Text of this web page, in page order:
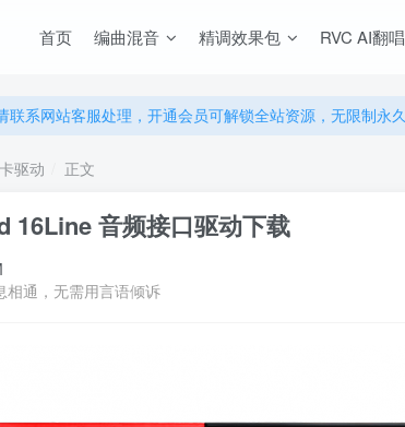
首页 编曲混音 精调效果包 RVC AI翻唱
联系网站客服处理，开通会员可解锁全站资源，无限制永
联系网站客服处理，开通会员可解锁全站资源，无限制永
驱动 正文
16Line 音频接口驱动下载
相通，无需用言语倾诉